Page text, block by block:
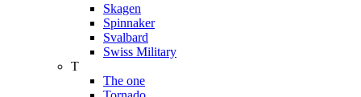
Skagen
Spinnaker
Svalbard
Swiss Military
T
The one